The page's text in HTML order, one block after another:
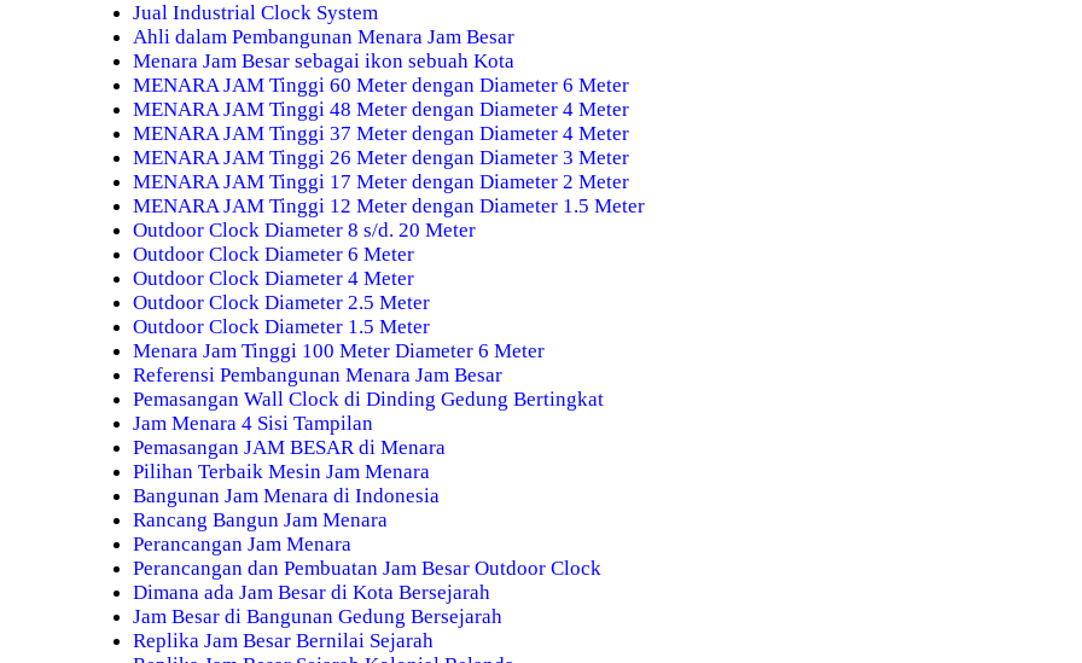
Jual Industrial Clock System
Ahli dalam Pembangunan Menara Jam Besar
Menara Jam Besar sebagai ikon sebuah Kota
MENARA JAM Tinggi 60 Meter dengan Diameter 6 Meter
MENARA JAM Tinggi 48 Meter dengan Diameter 4 Meter
MENARA JAM Tinggi 37 Meter dengan Diameter 4 Meter
MENARA JAM Tinggi 26 Meter dengan Diameter 3 Meter
MENARA JAM Tinggi 17 Meter dengan Diameter 2 Meter
MENARA JAM Tinggi 12 Meter dengan Diameter 1.5 Meter
Outdoor Clock Diameter 8 s/d. 20 Meter
Outdoor Clock Diameter 6 Meter
Outdoor Clock Diameter 4 Meter
Outdoor Clock Diameter 2.5 Meter
Outdoor Clock Diameter 1.5 Meter
Menara Jam Tinggi 100 Meter Diameter 6 Meter
Referensi Pembangunan Menara Jam Besar
Pemasangan Wall Clock di Dinding Gedung Bertingkat
Jam Menara 4 Sisi Tampilan
Pemasangan JAM BESAR di Menara
Pilihan Terbaik Mesin Jam Menara
Bangunan Jam Menara di Indonesia
Rancang Bangun Jam Menara
Perancangan Jam Menara
Perancangan dan Pembuatan Jam Besar Outdoor Clock
Dimana ada Jam Besar di Kota Bersejarah
Jam Besar di Bangunan Gedung Bersejarah
Replika Jam Besar Bernilai Sejarah